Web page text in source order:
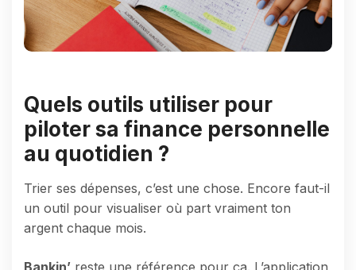
Quels outils utiliser pour
piloter sa finance personnelle
au quotidien ?
Trier ses dépenses, c’est une chose. Encore faut-il
un outil pour visualiser où part vraiment ton
argent chaque mois.